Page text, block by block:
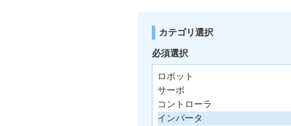
カテゴリ選択
必須選択
ロボット
サーボ
コントローラ
インバータ